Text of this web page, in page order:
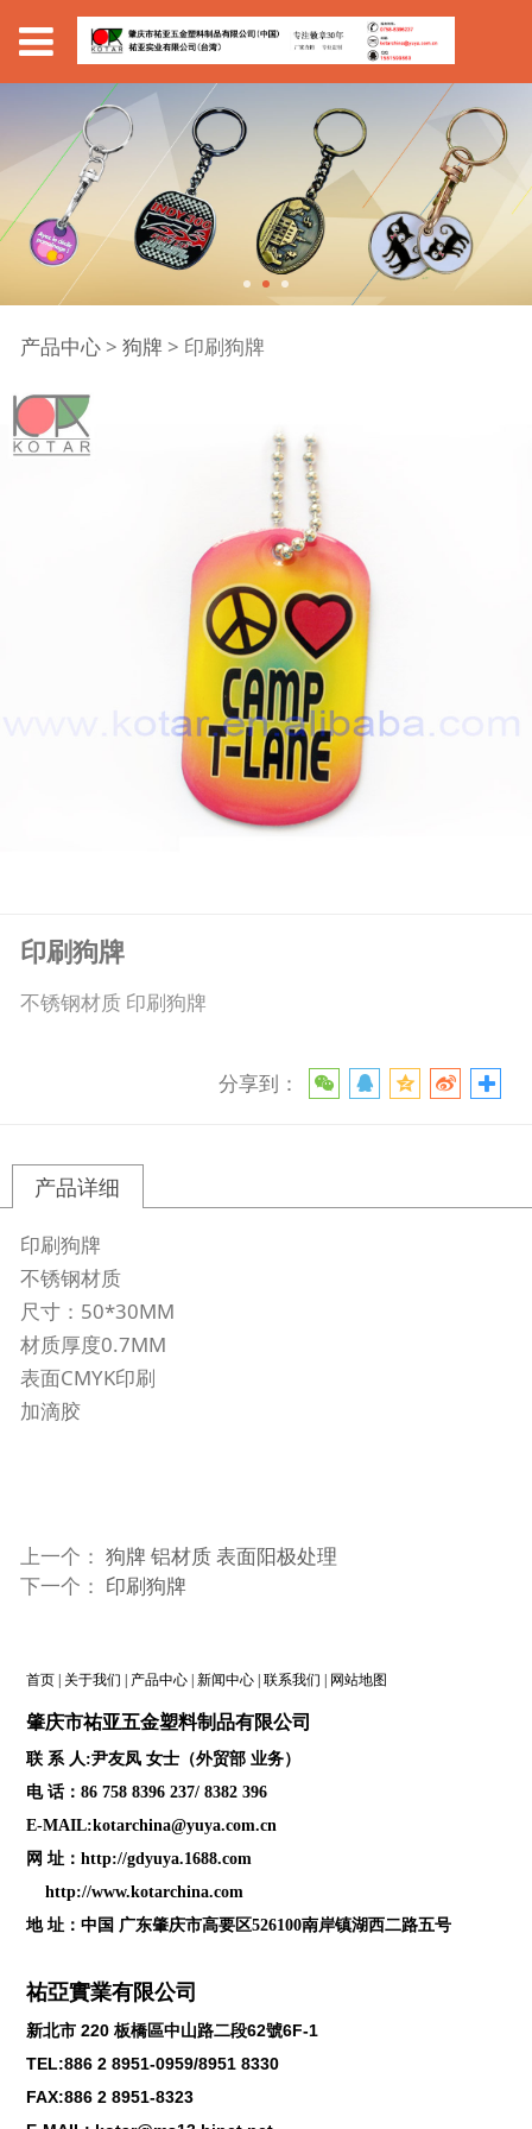
印刷狗牌
产品中心> 狗牌 > 印刷狗牌
印刷狗牌
不锈钢材质 印刷狗牌
分享到：
产品详细
印刷狗牌
不锈钢材质
尺寸：50*30MM
材质厚度0.7MM
表面CMYK印刷
加滴胶
上一个： 狗牌 铝材质 表面阳极处理
下一个： 印刷狗牌
首页| 关于我们 | 产品中心| 新闻中心| 联系我们 | 网站地图
肇庆市祐亚五金塑料制品有限公司
联 系 人:尹友凤 女士（外贸部 业务）
电 话：86 758 8396 237/ 8382 396
E-MAIL:kotarchina@yuya.com.cn
网 址： http://gdyuya.1688.com
http://www.kotarchina.com
地 址：中国 广东肇庆市高要区526100南岸镇湖西二路五号
祐亞實業有限公司
新北市220 板橋區中山路二段62號6F-1
TEL:886 2 8951-0959/8951 8330
FAX:886 2 8951-8323